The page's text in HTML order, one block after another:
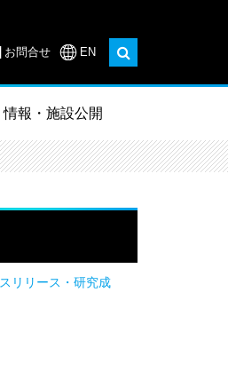
お問合せ EN
情報・施設公開
リリース・研究成